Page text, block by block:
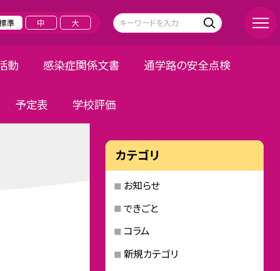
準 中 大
動 感染症関係文書 通学路の安全点検
予定表 学校評価
カテゴリ
お知らせ
できごと
コラム
新規カテゴリ